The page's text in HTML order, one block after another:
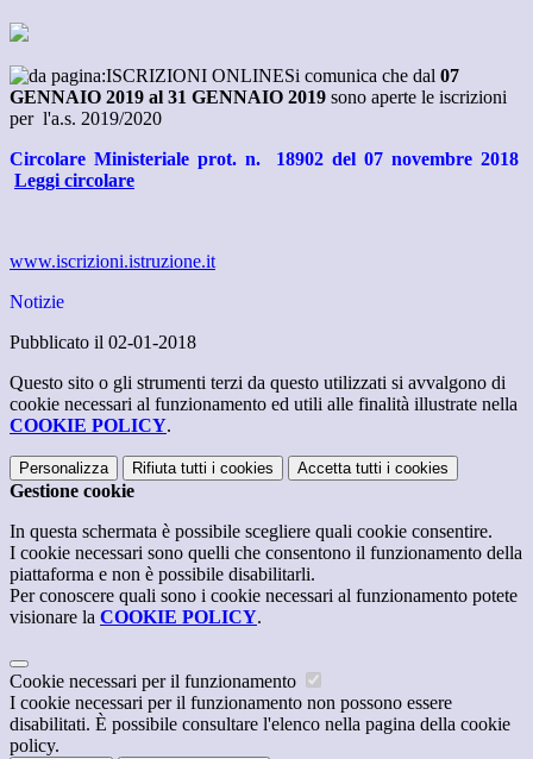
Si comunica che dal 07
GENNAIO 2019 al 31 GENNAIO 2019 sono aperte le iscrizioni
per l'a.s. 2019/2020
Circolare Ministeriale prot. n. 18902 del 07 novembre 2018
Leggi circolare
www.iscrizioni.istruzione.it
Notizie
Pubblicato il 02-01-2018
Questo sito o gli strumenti terzi da questo utilizzati si avvalgono di
cookie necessari al funzionamento ed utili alle finalità illustrate nella
COOKIE POLICY.
Personalizza Rifiuta tutti i cookies Accetta tutti i cookies
Gestione cookie
In questa schermata è possibile scegliere quali cookie consentire.
I cookie necessari sono quelli che consentono il funzionamento della
piattaforma e non è possibile disabilitarli.
Per conoscere quali sono i cookie necessari al funzionamento potete
visionare la COOKIE POLICY.
Cookie necessari per il funzionamento
I cookie necessari per il funzionamento non possono essere
disabilitati. È possibile consultare l'elenco nella pagina della cookie
policy.